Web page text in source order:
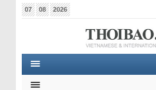
07 08 2026